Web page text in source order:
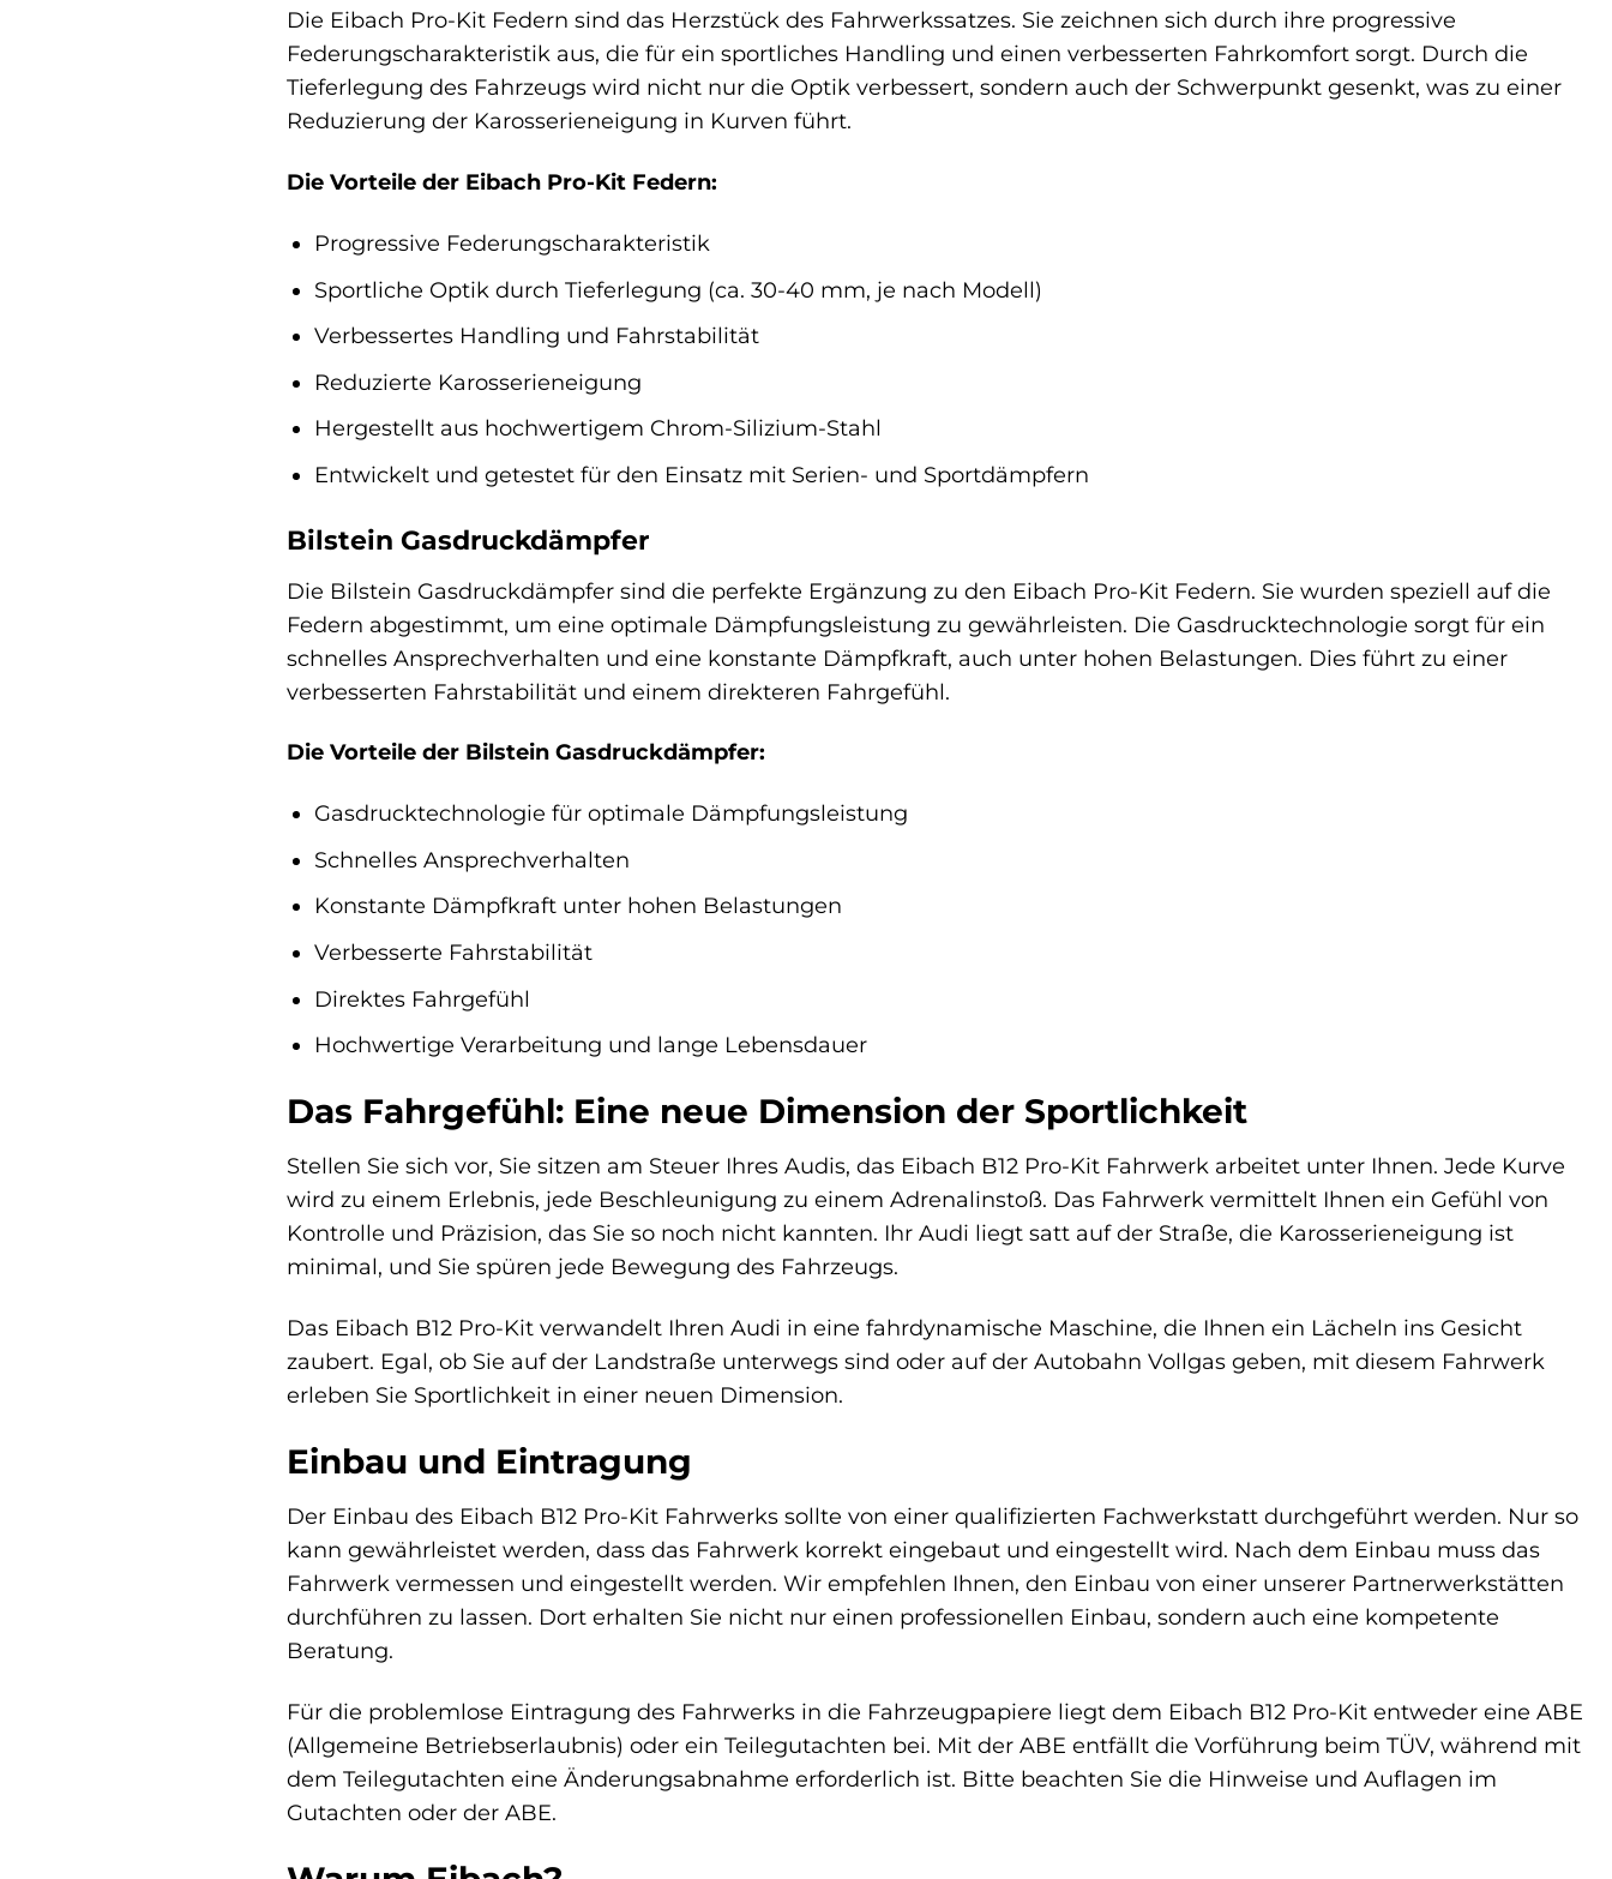
Die Eibach Pro-Kit Federn sind das Herzstück des Fahrwerkssatzes. Sie zeichnen sich durch ihre progressive
Federungscharakteristik aus, die für ein sportliches Handling und einen verbesserten Fahrkomfort sorgt. Durch die
Tieferlegung des Fahrzeugs wird nicht nur die Optik verbessert, sondern auch der Schwerpunkt gesenkt, was zu einer
Reduzierung der Karosserieneigung in Kurven führt.
Die Vorteile der Eibach Pro-Kit Federn:
Progressive Federungscharakteristik
Sportliche Optik durch Tieferlegung (ca. 30-40 mm, je nach Modell)
Verbessertes Handling und Fahrstabilität
Reduzierte Karosserieneigung
Hergestellt aus hochwertigem Chrom-Silizium-Stahl
Entwickelt und getestet für den Einsatz mit Serien- und Sportdämpfern
Bilstein Gasdruckdämpfer
Die Bilstein Gasdruckdämpfer sind die perfekte Ergänzung zu den Eibach Pro-Kit Federn. Sie wurden speziell auf die
Federn abgestimmt, um eine optimale Dämpfungsleistung zu gewährleisten. Die Gasdrucktechnologie sorgt für ein
schnelles Ansprechverhalten und eine konstante Dämpfkraft, auch unter hohen Belastungen. Dies führt zu einer
verbesserten Fahrstabilität und einem direkteren Fahrgefühl.
Die Vorteile der Bilstein Gasdruckdämpfer:
Gasdrucktechnologie für optimale Dämpfungsleistung
Schnelles Ansprechverhalten
Konstante Dämpfkraft unter hohen Belastungen
Verbesserte Fahrstabilität
Direktes Fahrgefühl
Hochwertige Verarbeitung und lange Lebensdauer
Das Fahrgefühl: Eine neue Dimension der Sportlichkeit
Stellen Sie sich vor, Sie sitzen am Steuer Ihres Audis, das Eibach B12 Pro-Kit Fahrwerk arbeitet unter Ihnen. Jede Kurve
wird zu einem Erlebnis, jede Beschleunigung zu einem Adrenalinstoß. Das Fahrwerk vermittelt Ihnen ein Gefühl von
Kontrolle und Präzision, das Sie so noch nicht kannten. Ihr Audi liegt satt auf der Straße, die Karosserieneigung ist
minimal, und Sie spüren jede Bewegung des Fahrzeugs.
Das Eibach B12 Pro-Kit verwandelt Ihren Audi in eine fahrdynamische Maschine, die Ihnen ein Lächeln ins Gesicht
zaubert. Egal, ob Sie auf der Landstraße unterwegs sind oder auf der Autobahn Vollgas geben, mit diesem Fahrwerk
erleben Sie Sportlichkeit in einer neuen Dimension.
Einbau und Eintragung
Der Einbau des Eibach B12 Pro-Kit Fahrwerks sollte von einer qualifizierten Fachwerkstatt durchgeführt werden. Nur so
kann gewährleistet werden, dass das Fahrwerk korrekt eingebaut und eingestellt wird. Nach dem Einbau muss das
Fahrwerk vermessen und eingestellt werden. Wir empfehlen Ihnen, den Einbau von einer unserer Partnerwerkstätten
durchführen zu lassen. Dort erhalten Sie nicht nur einen professionellen Einbau, sondern auch eine kompetente
Beratung.
Für die problemlose Eintragung des Fahrwerks in die Fahrzeugpapiere liegt dem Eibach B12 Pro-Kit entweder eine ABE
(Allgemeine Betriebserlaubnis) oder ein Teilegutachten bei. Mit der ABE entfällt die Vorführung beim TÜV, während mit
dem Teilegutachten eine Änderungsabnahme erforderlich ist. Bitte beachten Sie die Hinweise und Auflagen im
Gutachten oder der ABE.